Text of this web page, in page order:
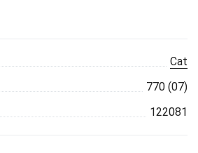
Cat
770 (07)
122081